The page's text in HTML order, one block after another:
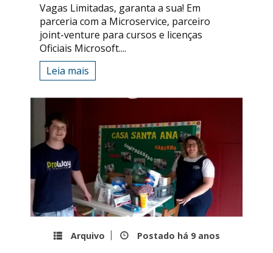
Vagas Limitadas, garanta a sua! Em
parceria com a Microservice, parceiro
joint-venture para cursos e licenças
Oficiais Microsoft....
Leia mais
Arquivo Postado há 9 anos